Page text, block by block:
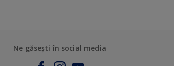
Ne găsești în social media